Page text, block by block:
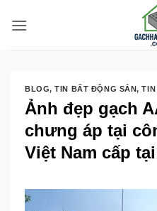
qua
nội
BLOG,TIN BẤT ĐỘNG SẢN,
Ảnh đẹp gạch
chưng áp tại
Việt Nam cấp